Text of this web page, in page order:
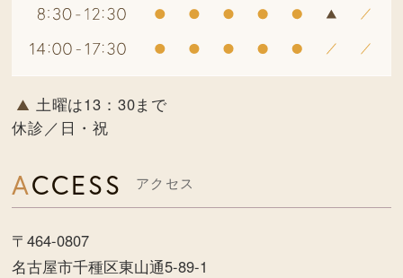
土曜は13：30まで
休診／日・祝
ACCESS アクセス
〒464-0807
名古屋市千種区東山通5-89-1